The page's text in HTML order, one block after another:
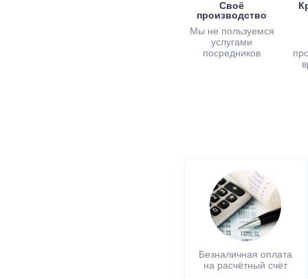
Своё
производство
Мы не пользуемся
услугами
посредников
Безналичная оплата
на расчётный счёт